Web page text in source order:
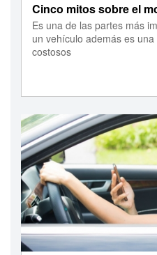
Cinco mitos sobre el
Es una de las partes más
un vehículo además es
costosos